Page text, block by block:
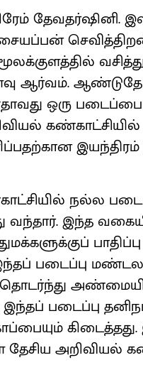
தேவதர்ஷினி.
மூலக்குளத்தில்
ஆர்வம்.
ஒரு
இயந்திரம்
நல்ல
வந்தார். இந்த
படைப்பு
தொடர்ந்து
படைப்பு
அறிவியல்